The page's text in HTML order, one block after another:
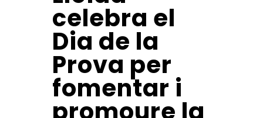
celebra el
Dia de la
Prova per
fomentar i